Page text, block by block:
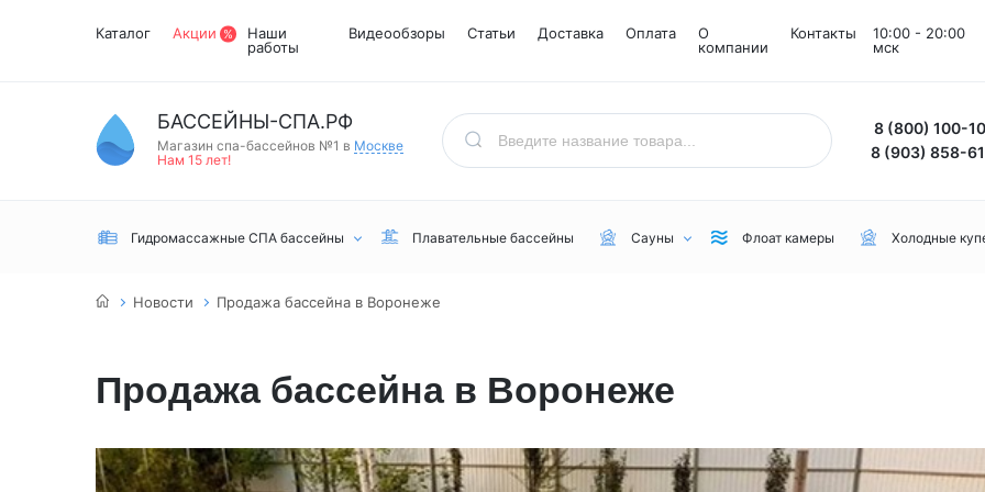
Каталог Акции
Наши
работы
Видеообзоры Статьи Доставка Оплата
О
компании
Контакты
10:00 - 20:00
мск
БАССЕЙНЫ-СПА.РФ
Магазин спа-бассейнов №1 в Москве
Нам 15 лет!
8 (800) 100-
8 (903) 858-
Гидромассажные СПА бассейны
Для дачи
Для коммерческого пользования
Для зимы
MEXDA
Jacuzzi
Плавательные бассейны Сауны
сауны
Соляные комнаты
Флоат камеры Холодные
Новости Продажа бассейна в Воронеже
Продажа бассейна в Воронеже